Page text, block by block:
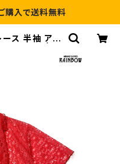
入で送料無料
ス 半袖 アウ